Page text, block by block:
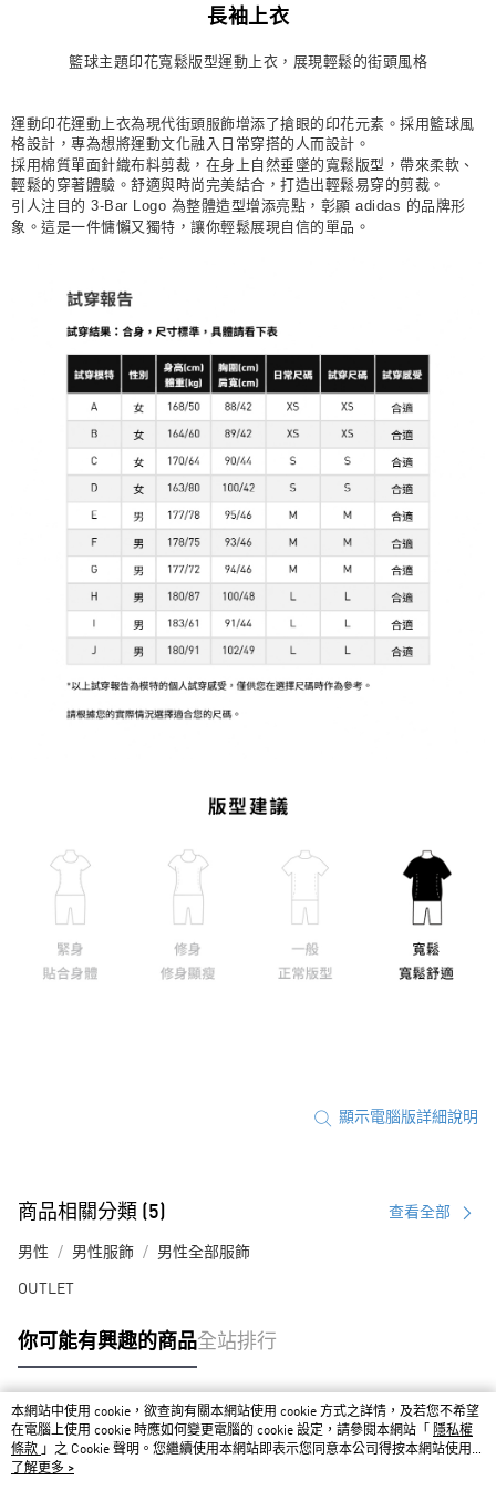
每筆NT$80，滿NT$1,500(含以上)免運費
付款後門市自取
每筆NT$80，滿NT$1,500(含以上)免運費
長袖上衣
籃球主題印花寬鬆版型運動上衣，展現輕鬆的街頭風格
運動印花運動上衣為現代街頭服飾增添了搶眼的印花元素。採用籃球風
格設計，專為想將運動文化融入日常穿搭的人而設計。
採用棉質單面針織布料剪裁，在身上自然垂墜的寬鬆版型，帶來柔軟、
輕鬆的穿著體驗。舒適與時尚完美結合，打造出輕鬆易穿的剪裁。
引人注目的 3-Bar Logo 為整體造型增添亮點，彰顯 adidas 的品牌形
象。這是一件慵懶又獨特，讓你輕鬆展現自信的單品。
顯示電腦版詳細說明
商品相關分類 (5) 查看全部
男性 男性服飾 男性全部服飾
OUTLET
你可能有興趣的商品全站排行
熱門標籤
本網站中使用 cookie，欲查詢有關本網站使用 cookie 方式之詳情，及若您不希望
在電腦上使用 cookie 時應如何變更電腦的 cookie 設定，請參閱本網站「
隱私權
條款 」之 Cookie 聲明。您繼續使用本網站即表示您同意本公司得按本網站使用條
款之 Cookie 聲明使用 cookie。
了解更多 >